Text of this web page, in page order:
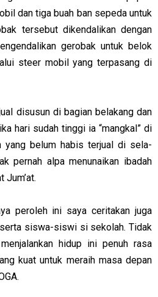
dan tiga buah ban sepeda untuk
tersebut dikendalikan dengan
gerobak untuk belok
steer mobil yang terpasang di
disusun di bagian belakang dan
hari sudah tinggi ia “mangkal” di
yang belum habis terjual di sela-
pernah alpa menunaikan ibadah
Jum’at.
peroleh ini saya ceritakan juga
siswa-siswi si sekolah. Tidak
hidup ini penuh rasa
kuat untuk meraih masa depan